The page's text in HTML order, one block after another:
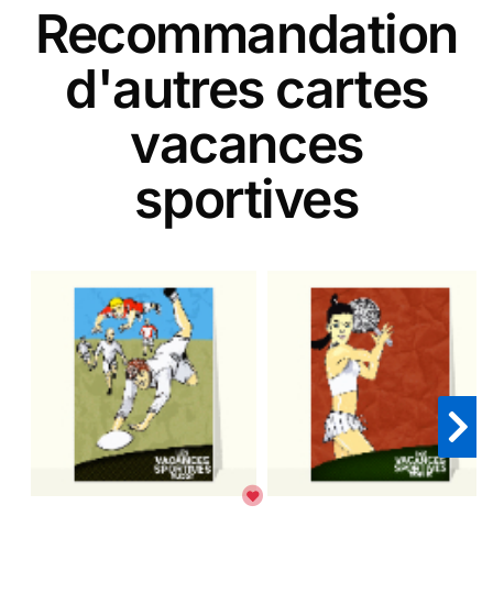
Recommandation
d'autres cartes
vacances
sportives